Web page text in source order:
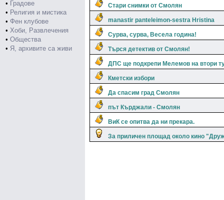
• Градове
• Религия и мистика
• Фен клубове
• Хоби, Развлечения
• Общества
• Я, архивите са живи
Стари снимки от Смолян
manastir panteleimon-sestra Hristina
Сурва, сурва, Весела година!
Търся детектив от Смолян!
ДПС ще подкрепи Мелемов на втори
Кметски избори
Да спасим град Смолян
път Кърджали - Смолян
ВиК се опитва да ни прекара.
За приличен площад около кино